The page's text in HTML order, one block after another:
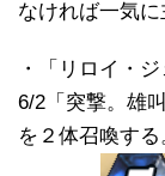
なければ一気に
・「リロイ・
6/2「突撃。雄
を２体召喚する